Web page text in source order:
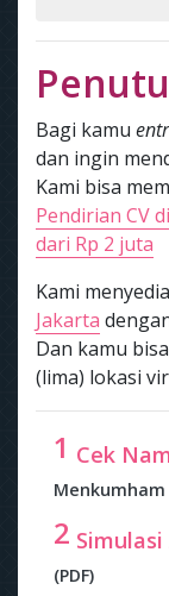
Bagi kamu
dan ingin
Kami bisa
Pendirian CV
dari Rp 2 juta
Kami
Jakarta
Dan kamu
(lima) lokasi
1 Cek
Menkumham
2
(PDF)